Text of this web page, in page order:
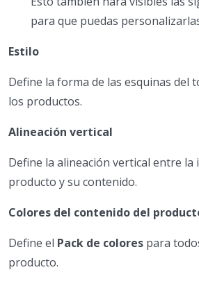
para que puedas
Estilo
Define la forma de las esquinas del
los productos.
Alineación vertical
Define la alineación vertical entre la
producto y su contenido.
Colores del contenido del
Define el Pack de colores para
producto.